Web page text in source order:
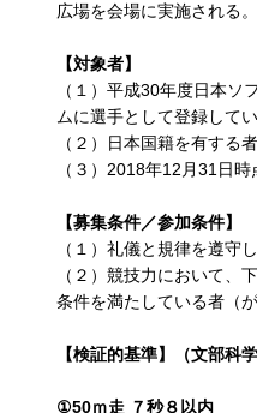
広場を会場に実施される
【対象者】
（１）平成30年度日本
ムに選手として登録してい
（２）日本国籍を有する者
（３）2018年12月31日
【募集条件／参加条件】
（１）礼儀と規律を遵守
（２）競技力において、
条件を満たしている者（が
【検証的基準】（文部科
①50ｍ走 ７秒８以内